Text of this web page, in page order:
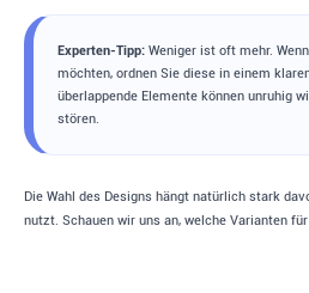
Experten-Tipp: Weniger ist oft mehr.
möchten, ordnen Sie diese in einem
überlappende Elemente können unruhig
stören.
Die Wahl des Designs hängt natürlich stark
nutzt. Schauen wir uns an, welche Varianten